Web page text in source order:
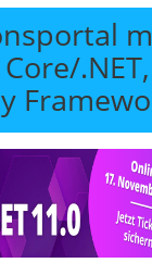
Seminare
uns